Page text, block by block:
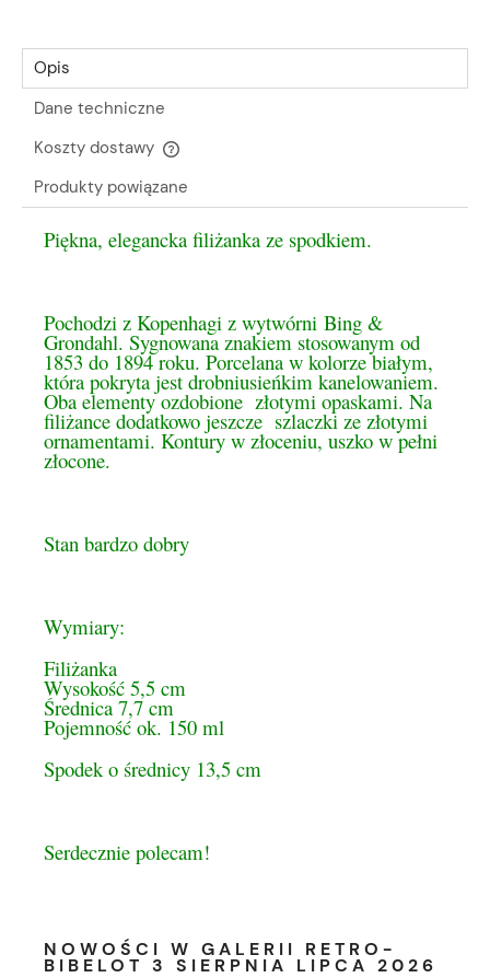
Opis
Dane techniczne
Koszty dostawy
Cena nie zawiera ewentualnych kosztów płatności
Produkty powiązane
Piękna, elegancka filiżanka ze spodkiem.
Pochodzi z Kopenhagi z wytwórni Bing &
Grondahl. Sygnowana znakiem stosowanym od
1853 do 1894 roku. Porcelana w kolorze białym,
która pokryta jest drobniusieńkim kanelowaniem.
Oba elementy ozdobione złotymi opaskami. Na
filiżance dodatkowo jeszcze szlaczki ze złotymi
ornamentami. Kontury w złoceniu, uszko w pełni
złocone.
Stan bardzo dobry
Wymiary:
Filiżanka
Wysokość 5,5 cm
Średnica 7,7 cm
Pojemność ok. 150 ml
Spodek o średnicy 13,5 cm
Serdecznie polecam!
NOWOŚCI W GALERII RETRO-
BIBELOT 3 SIERPNIA LIPCA 2026